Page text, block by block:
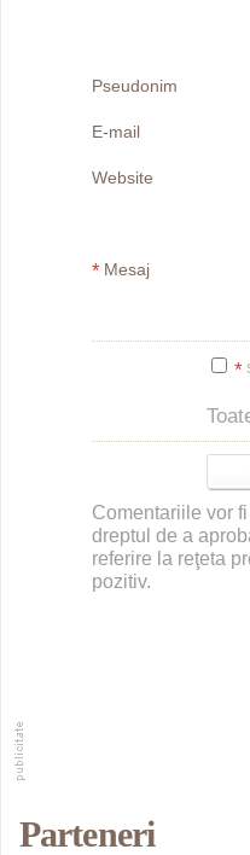
Pseudonim
E-mail
Website
* Mesaj
*
Comentariile vor
dreptul de a
referire la reţeta
pozitiv.
Parteneri